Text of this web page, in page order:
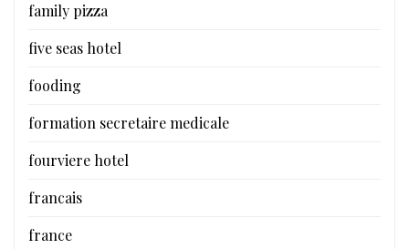
family pizza
five seas hotel
fooding
formation secretaire medicale
fourviere hotel
francais
france